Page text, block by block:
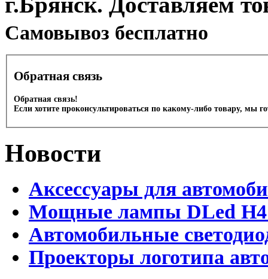
Cамовывоз бесплатно
Обратная связь
Обратная связь!
Если хотите проконсультироваться по какому-либо товару, мы
Новости
Аксессуары для
Мощные лампы DLed H4
Автомобильные
Проекторы логотипа